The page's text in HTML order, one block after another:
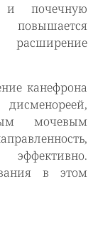
и почечную
канефрона
мочевым
в этом